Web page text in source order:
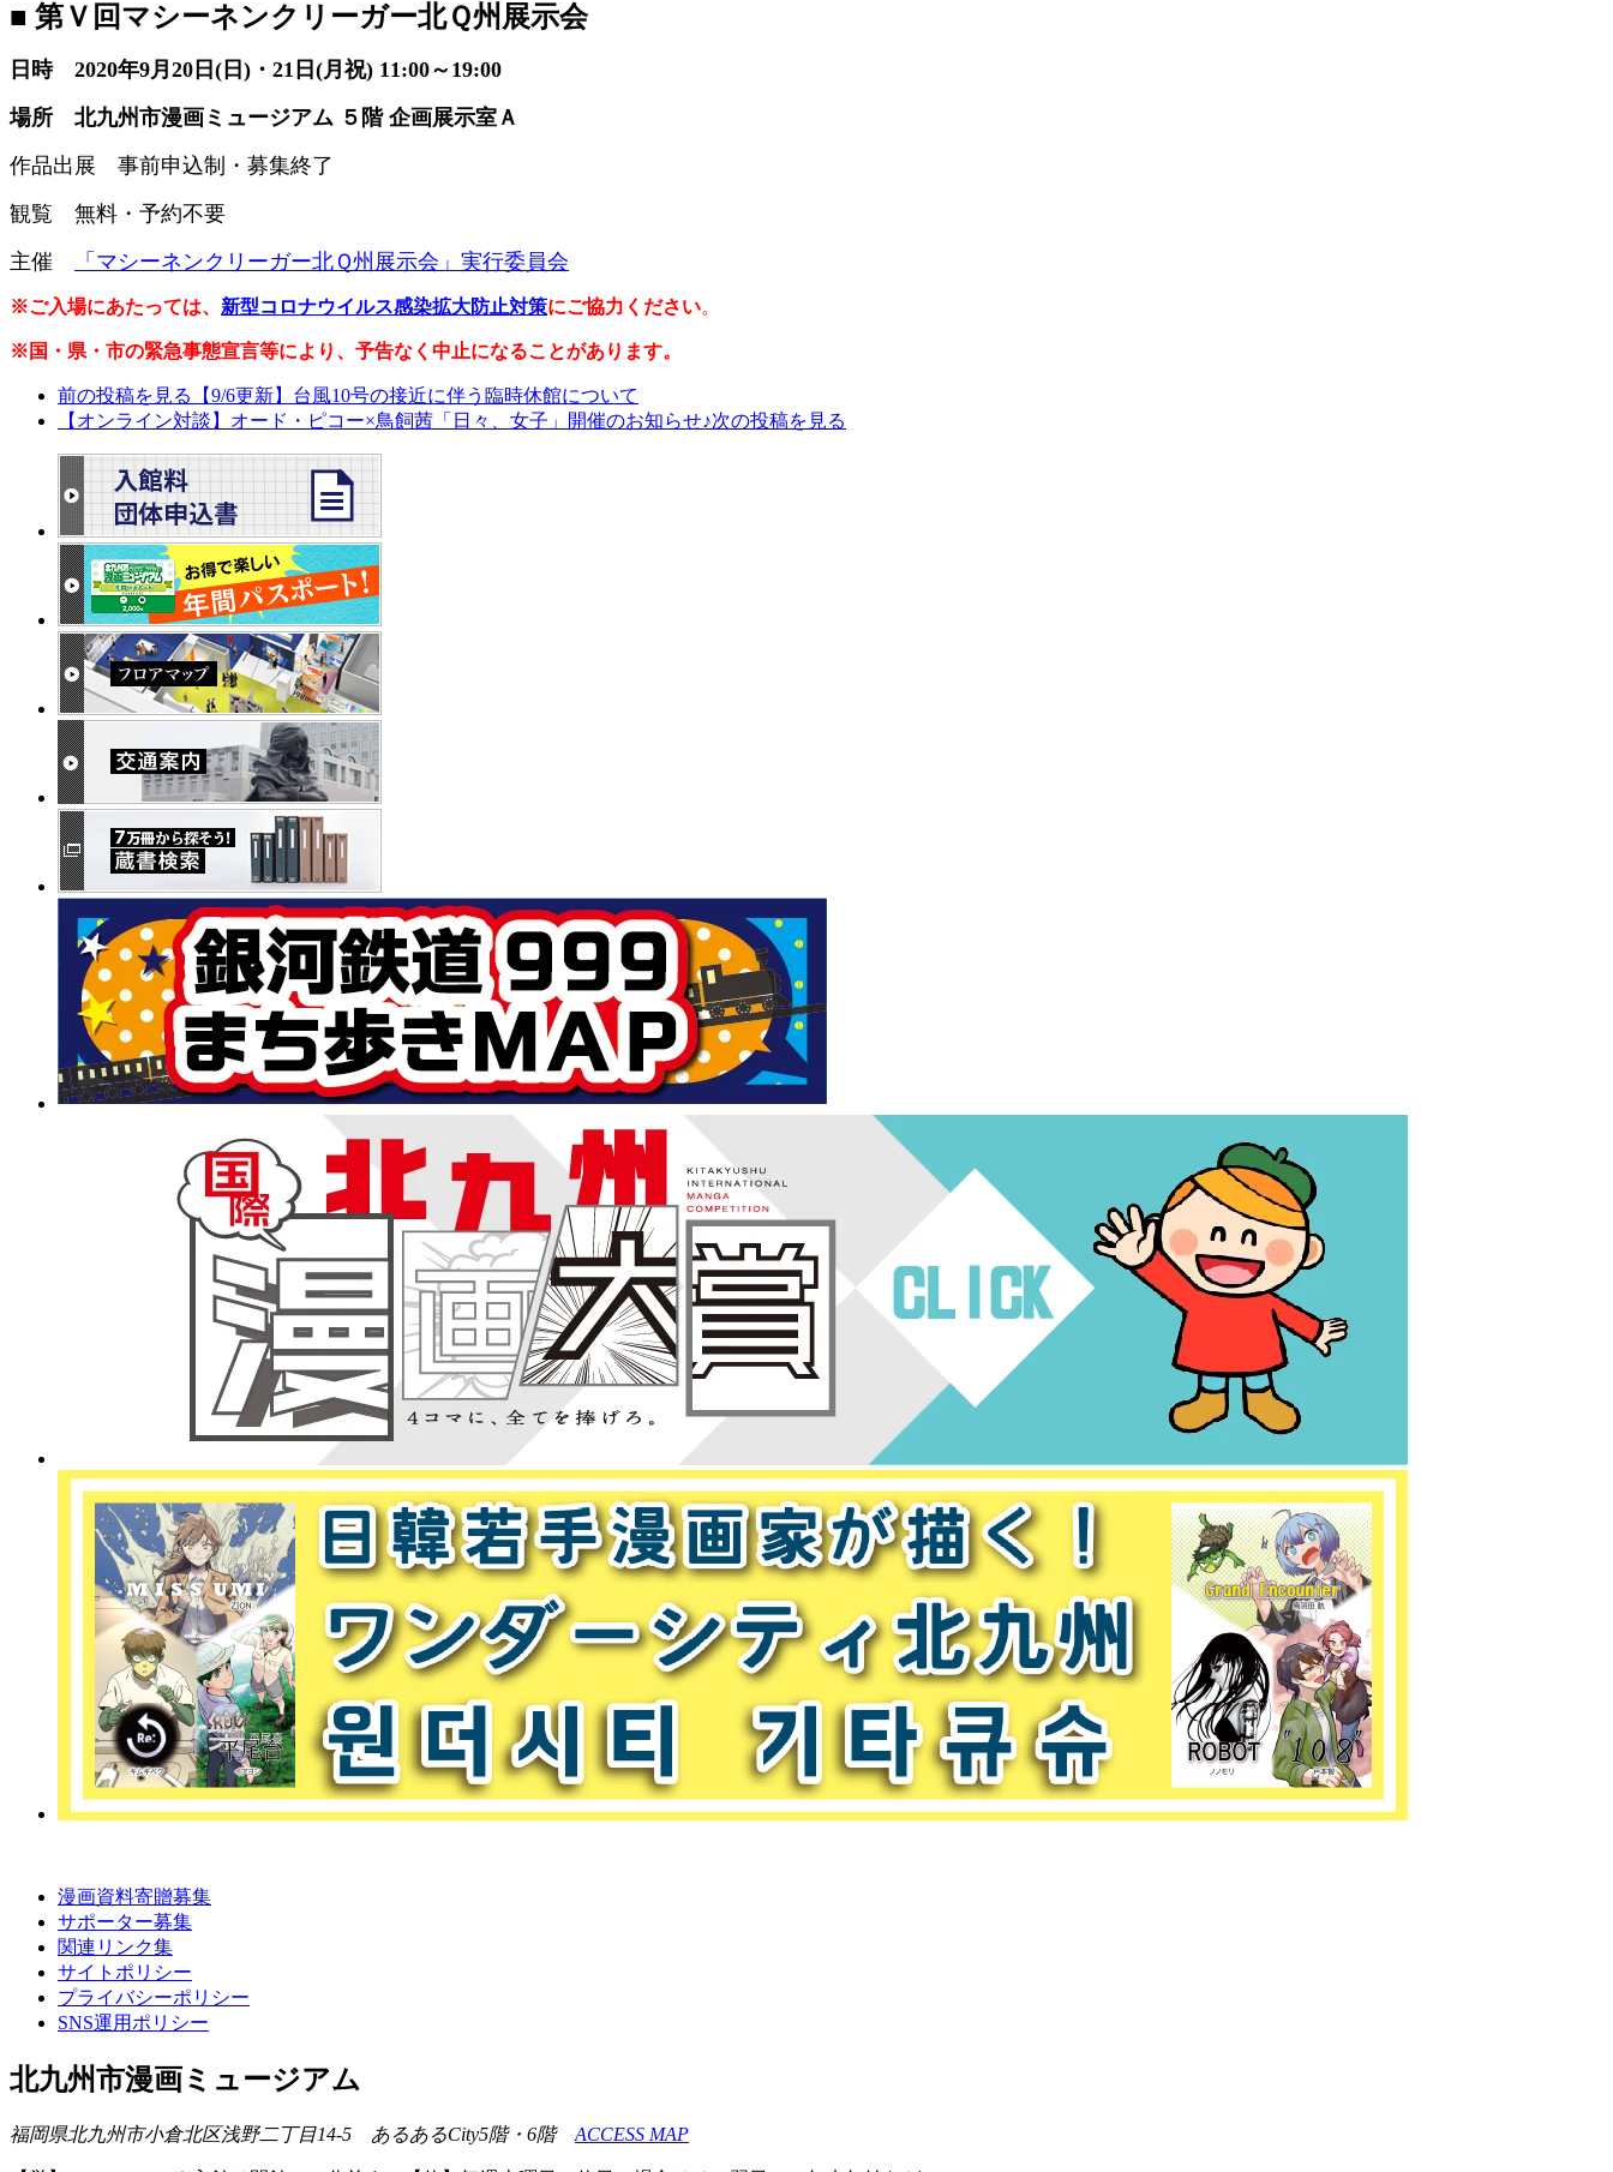
■ 第Ｖ回マシーネンクリーガー北Ｑ州展示会
日時 2020年9月20日(日)・21日(月祝) 11:00～19:00
場所 北九州市漫画ミュージアム ５階 企画展示室Ａ
作品出展 事前申込制・募集終了
観覧 無料・予約不要
主催
「マシーネンクリーガー北Ｑ州展示会」実行委員会
※ご入場にあたっては、 新型コロナウイルス感染拡大防止対策にご協力ください。
※国・県・市の緊急事態宣言等により、予告なく中止になることがあります。
前の投稿を見る
【9/6更新】台風10号の接近に伴う臨時休館について
【オンライン対談】オード・ピコー×鳥飼茜「日々、女子」開催のお知らせ♪次の投稿を見る
漫画資料寄贈募集
サポーター募集
関連リンク集
サイトポリシー
プライバシーポリシー
SNS運用ポリシー
北九州市漫画ミュージアム
福岡県北九州市小倉北区浅野二丁目14-5 あるあるCity5階・6階 ACCESS MAP